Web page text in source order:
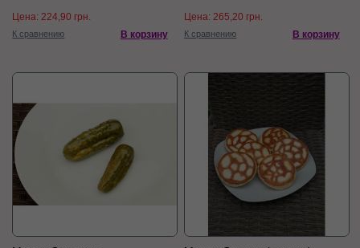
Цена:224,90 грн.
К сравнению В корзину
Цена:265,20 грн.
К сравнению В корзину